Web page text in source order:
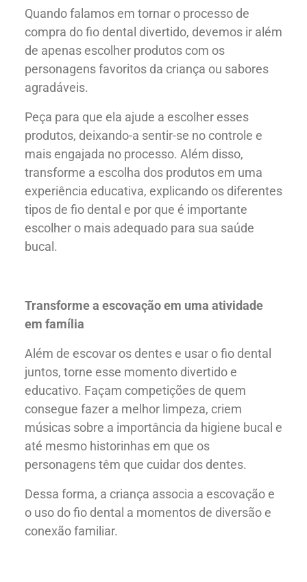
Quando falamos em tornar o processo de
compra do fio dental divertido, devemos ir além
de apenas escolher produtos com os
personagens favoritos da criança ou sabores
agradáveis.
Peça para que ela ajude a escolher esses
produtos, deixando-a sentir-se no controle e
mais engajada no processo. Além disso,
transforme a escolha dos produtos em uma
experiência educativa, explicando os diferentes
tipos de fio dental e por que é importante
escolher o mais adequado para sua saúde
bucal.
Transforme a escovação em uma atividade
em família
Além de escovar os dentes e usar o fio dental
juntos, torne esse momento divertido e
educativo. Façam competições de quem
consegue fazer a melhor limpeza, criem
músicas sobre a importância da higiene bucal e
até mesmo historinhas em que os
personagens têm que cuidar dos dentes.
Dessa forma, a criança associa a escovação e
o uso do fio dental a momentos de diversão e
conexão familiar.